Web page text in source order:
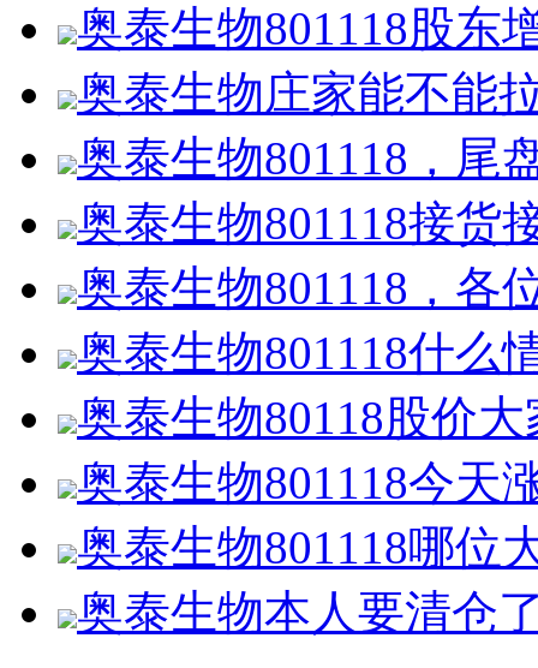
奥泰生物801118股东
奥泰生物庄家能不能
奥泰生物801118，尾
奥泰生物801118接货
奥泰生物801118，各
奥泰生物801118什么
奥泰生物80118股价
奥泰生物801118今天
奥泰生物801118哪位
奥泰生物本人要清仓